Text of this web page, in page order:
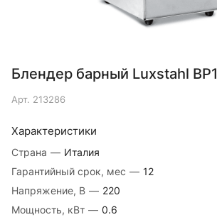
Блендер барный Luxstahl BP1
Арт. 213286
Характеристики
Страна — Италия
Гарантийный срок, мес — 12
Напряжение, В — 220
Мощность, кВт — 0.6